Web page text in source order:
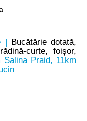
|
Bucătărie dotată,
curte, foișor,
Salina Praid, 11km